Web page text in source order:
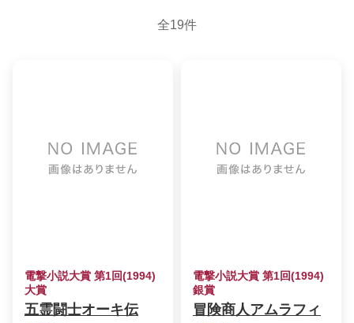
全19件
電撃小説大賞 第1回(1994)
大賞
五霊闘士オーキ伝
電撃小説大賞 第1回(1994)
銀賞
冒険商人アムラフィ